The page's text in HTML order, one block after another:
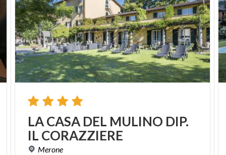
LACASA DEL MULINO DIP.
IL CORAZZIERE
Merone